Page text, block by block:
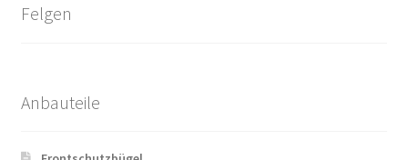
Felgen
Anbauteile